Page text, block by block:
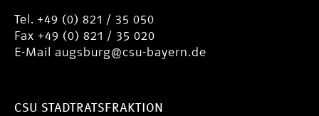
Tel. +49 (0) 821 / 35 050
Fax +49 (0) 821 / 35 020
E-Mail augsburg@csu-bayern.de
CSU STADTRATSFRAKTION